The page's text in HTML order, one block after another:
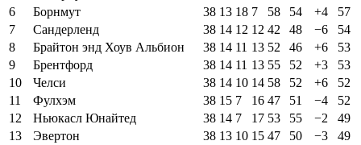
6
Борнмут 38 13 18 7 58 54 +4
57
7
Сандерленд 38 14 12 12 42 48 −6
54
8
Брайтон энд Хоув Альбион 38 14 11 13 52 46 +6
53
9
Брентфорд 38 14 11 13 55 52 +3
53
10
Челси 38 14 10 14 58 52 +6
52
11
Фулхэм 38 15 7 16 47 51 −4
52
12
Ньюкасл Юнайтед 38 14 7 17 53 55 −2
49
13
Эвертон 38 13 10 15 47 50 −3
49